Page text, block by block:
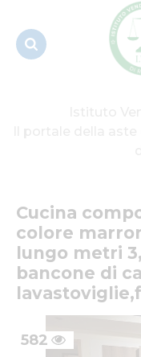
legno, lungo
metri 3...
Cucina
colore
lungo metri
bancone di
582